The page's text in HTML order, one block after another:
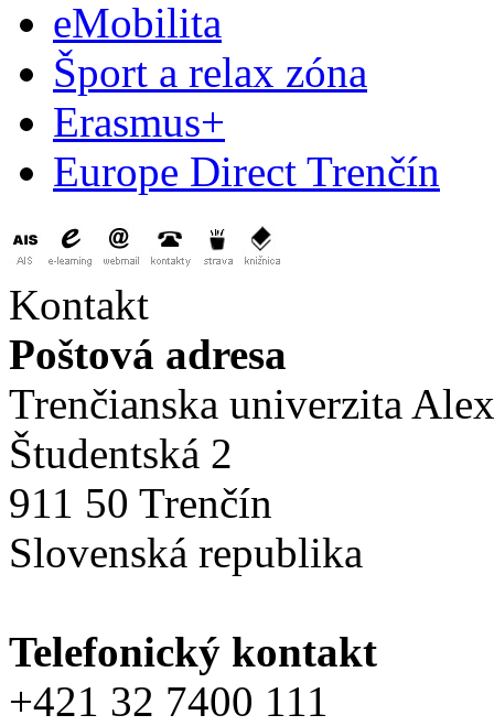
eMobilita
Šport a relax zóna
Erasmus+
Europe Direct Trenčín
Kontakt
Poštová adresa
Trenčianska univerzita
Študentská 2
911 50 Trenčín
Slovenská republika
Telefonický kontakt
+421 32 7400 111